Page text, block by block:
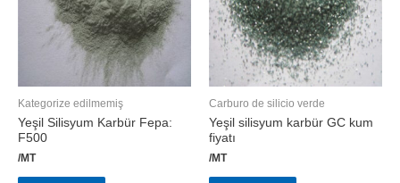
Kategorize edilmemiş
Yeşil Silisyum Karbür Fepa:
F500
/MT
Carburo de silicio verde
Yeşil silisyum karbür GC kum
fiyatı
/MT